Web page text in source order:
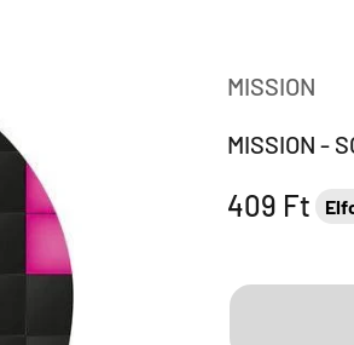
MISSION
MISSION -
Eladási ár
409 Ft